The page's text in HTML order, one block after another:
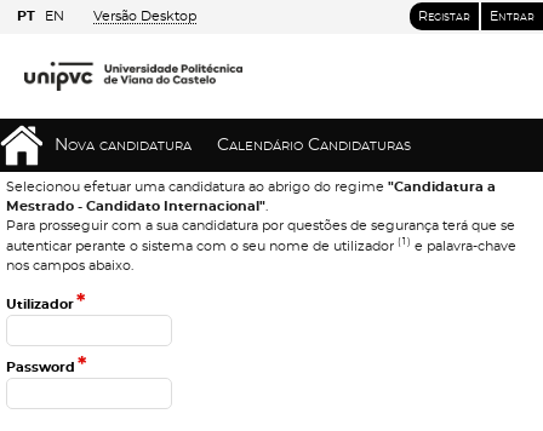
PT EN Versão Desktop Registar Entrar
Nova candidatura Calendário Candidaturas
Selecionou efetuar uma candidatura ao abrigo do regime "Candidatura a
Mestrado - Candidato Internacional"
Para prosseguir com a sua candidatura por questões de segurança terá que se
autenticar perante o sistema com o seu nome de utilizador (1) e palavra-chave
nos campos abaixo.
Utilizador*
Password *